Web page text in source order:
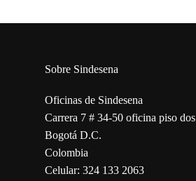
Sobre Sindesena
Oficinas de Sindesena
Carrera 7 # 34-50 oficina piso dos
Bogotá D.C.
Colombia
Celular: 324 133 2063